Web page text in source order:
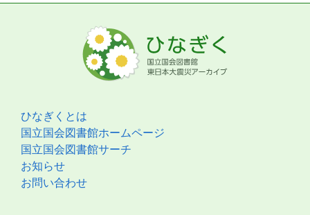
ひなぎくとは
国立国会図書館ホームページ
国立国会図書館サーチ
お知らせ
お問い合わせ